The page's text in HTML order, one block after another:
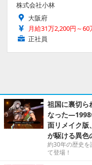
株式会社小林
大阪府
月給31万2,200円～60
正社員
祖国に裏切ら
なった―1998
面リメイク版
が駆ける異色
約30年の歴史を
て登場！